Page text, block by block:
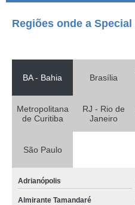
onde comprar estufa para laboratório
estufa de secagem laboratório Águas
onde comprar estufa para
estufa de secagem e esterilização
onde encontrar estufa de esterilização
estufa esterilização Francisco Morato
Regiões onde a
BA - Bahia Brasília
Metropolitana
de Curitiba
RJ - Rio de
Janeiro
São Paulo
Adrianópolis
Almirante Tamandaré